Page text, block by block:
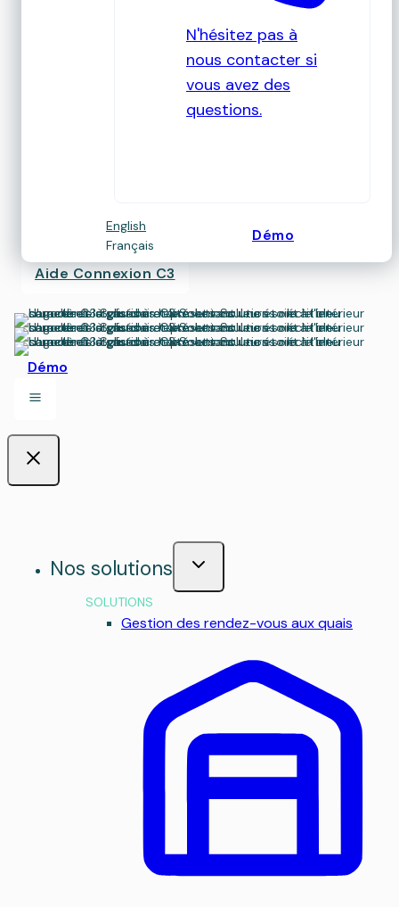
N'hésitez pas à
nous contacter si
vous avez des
questions.
English
Français
Démo
Aide Connexion C3
Démo
Nos solutions
SOLUTIONS
Gestion des rendez-vous aux quais